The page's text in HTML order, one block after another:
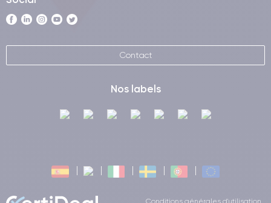
Contact
Nos labels
Conditions générales d'utilisation